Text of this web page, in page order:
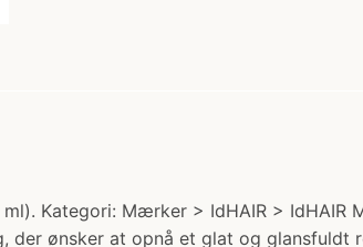
Kategori: Mærker > IdHAIR >
der ønsker at opnå et glat og